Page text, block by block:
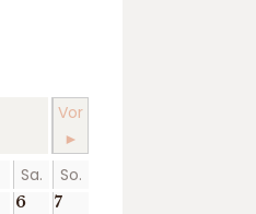
Vor
►
Sa. So.
6 7